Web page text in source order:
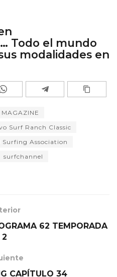
… Todo el mundo
modalidades en
Surf Ranch Classic
Association
surfchannel
62 TEMPORADA
2
CAPÍTULO 34